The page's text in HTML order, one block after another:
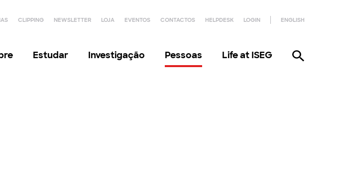
CLIPPING NEWSLETTER LOJA EVENTOS CONTACTOS HELPDESK LOGIN ENGLISH
Estudar Investigação Pessoas Life at ISEG